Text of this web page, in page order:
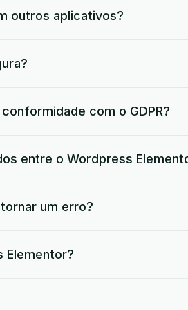
outros aplicativos?
com o GDPR?
entre o Wordpress
um erro?
Elementor?